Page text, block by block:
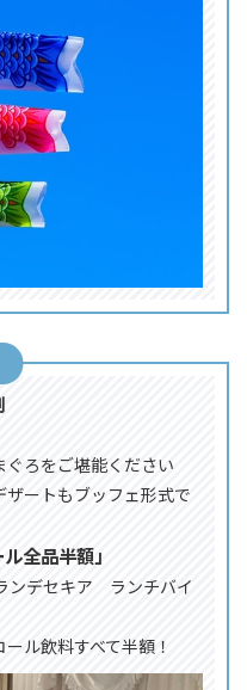
ろをご堪能ください
ートもブッフェ形式で
全品半額」
ンデセキア ランチバイ
ル飲料すべて半額！